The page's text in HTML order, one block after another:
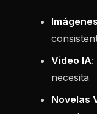
Video IA:
necesita
Novelas